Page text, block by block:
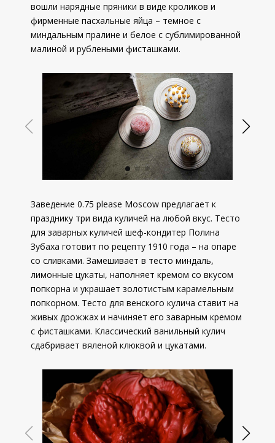
вошли нарядные пряники в виде кроликов и
фирменные пасхальные яйца – темное с
миндальным пралине и белое с сублимированной
малиной и рублеными фисташками.
Заведение 0.75 please Moscow предлагает к
празднику три вида куличей на любой вкус. Тесто
для заварных куличей шеф-кондитер Полина
Зубаха готовит по рецепту 1910 года – на опаре
со сливками. Замешивает в тесто миндаль,
лимонные цукаты, наполняет кремом со вкусом
попкорна и украшает золотистым карамельным
попкорном. Тесто для венского кулича ставит на
живых дрожжах и начиняет его заварным кремом
с фисташками. Классический ванильный кулич
сдабривает вяленой клюквой и цукатами.